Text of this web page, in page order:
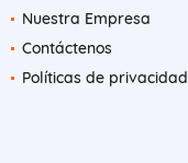
Nuestra Empresa
Contáctenos
Políticas de privacidad